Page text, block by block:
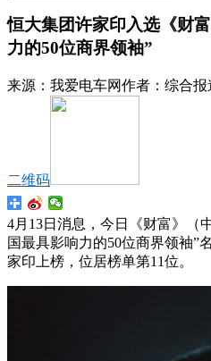
恒大集团许家印入选《财
力的50位商界领袖”
来源： 我爱电车网作者： 综合报
二维码
4月13日消息，今日《财富》（
国最具影响力的50位商界领袖”
家印上榜，位居榜单第11位。